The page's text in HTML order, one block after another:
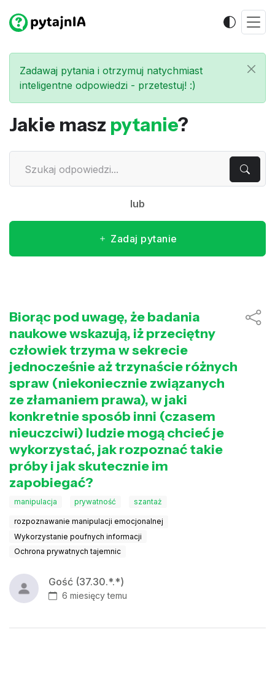
Zadawaj pytania i otrzymuj natychmiast
inteligentne odpowiedzi - przetestuj! :)
Jakie masz pytanie?
lub
Zadaj pytanie
Biorąc pod uwagę, że badania
naukowe wskazują, iż przeciętny
człowiek trzyma w sekrecie
jednocześnie aż trzynaście różnych
spraw (niekoniecznie związanych
ze złamaniem prawa), w jaki
konkretnie sposób inni (czasem
nieuczciwi) ludzie mogą chcieć je
wykorzystać, jak rozpoznać takie
próby i jak skutecznie im
zapobiegać?
manipulacja prywatność szantaż
rozpoznawanie manipulacji emocjonalnej
Wykorzystanie poufnych informacji
Ochrona prywatnych tajemnic
Gość (37.30.*.*)
6 miesięcy temu